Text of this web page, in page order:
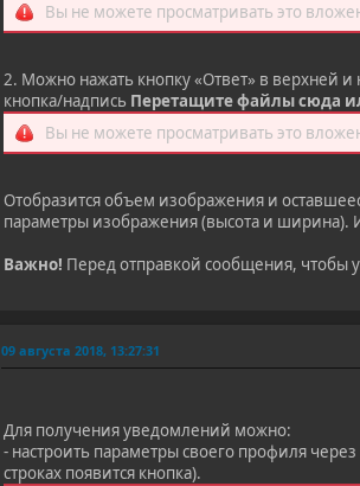
Вы не можете просматривать это
2. Можно нажать кнопку «Ответ» в верхней и
кнопка/надпись Перетащите файлы сюда
Вы не можете просматривать это
Отобразится объем изображения и
параметры изображения (высота и ширина).
Важно! Перед отправкой сообщения, чтобы
09 августа 2018, 13:27:31
Для получения уведомлений можно:
- настроить параметры своего профиля через
строках появится кнопка).